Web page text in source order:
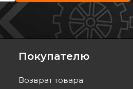
01-(M16x1.5) (с
Код: 77 03 075
109 грн
Покупателю
Возврат товара